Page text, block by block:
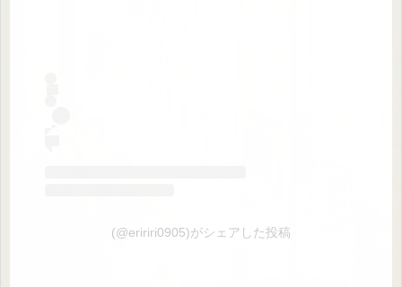
(@eririri0905)がシェアした投稿